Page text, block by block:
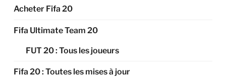
Acheter Fifa 20
Fifa Ultimate Team 20
FUT 20 : Tous les joueurs
Fifa 20 : Toutes les mises à jour